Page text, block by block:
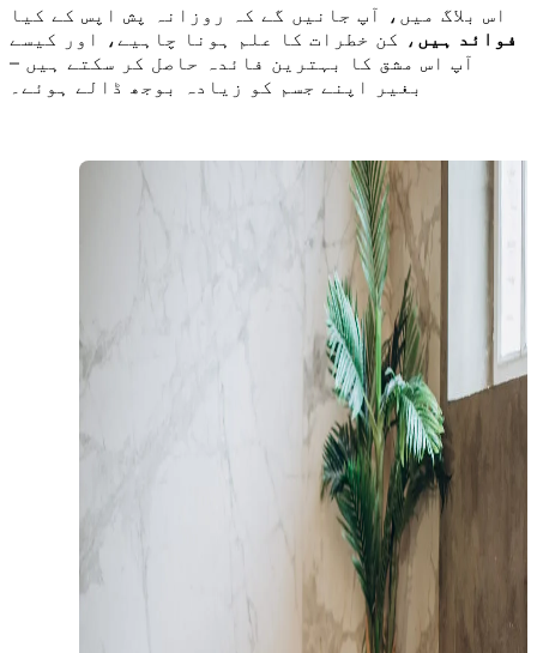
اس بلاگ میں، آپ جانیں گے کہ روزانہ پش اپس کے کیا
فوائد ہیں ، کن خطرات کا علم ہونا چاہیے، اور کیسے
آپ اس مشق کا بہترین فائدہ حاصل کر سکتے ہیں –
بغیر اپنے جسم کو زیادہ بوجھ ڈالے ہوئے۔